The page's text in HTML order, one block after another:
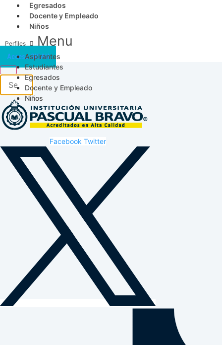
Egresados
Docente y Empleado
Niños
Menu
Aspirantes
Estudiantes
Egresados
Docente y Empleado
Niños
Acceso SICAU
Facebook Twitter